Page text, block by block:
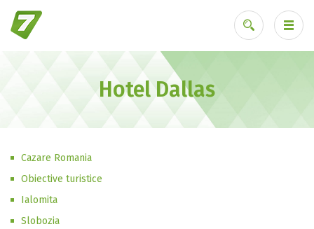
Hotel Dallas
Cazare Romania
Obiective turistice
Ialomita
Slobozia